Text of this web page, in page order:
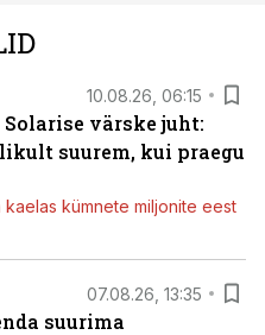
10.08.26, 06:15
värske juht:
suurem, kui praegu
kümnete miljonite eest
07.08.26, 13:35
suurima